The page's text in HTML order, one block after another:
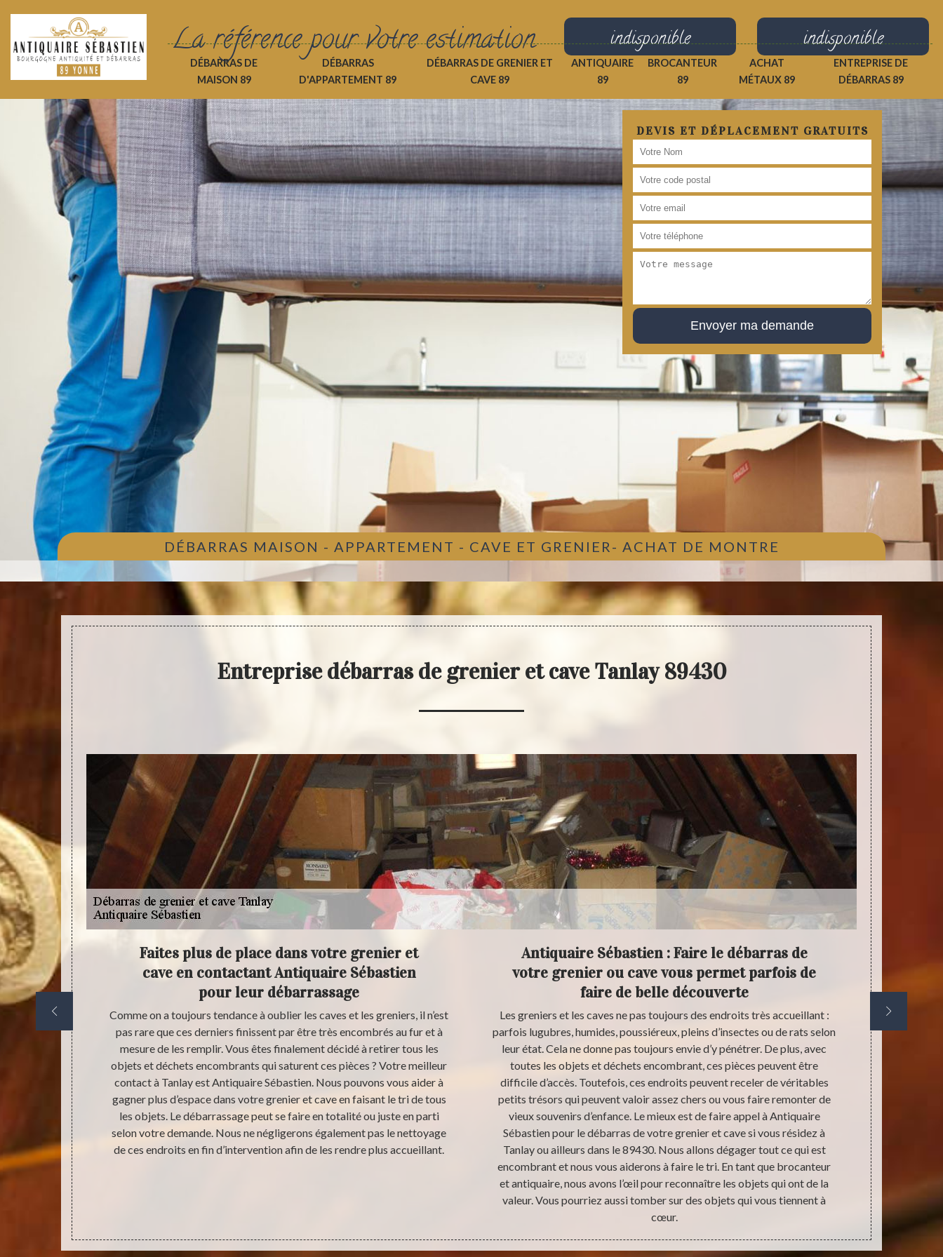
La référence pour votre estimation indisponible indisponible
DÉBARRAS DE
MAISON 89
DÉBARRAS
D'APPARTEMENT 89
DÉBARRAS DE GRENIER ET
CAVE 89
ANTIQUAIRE
89
BROCANTEUR
89
ACHAT
MÉTAUX 89
ENTREPRISE DE
DÉBARRAS 89
DEVIS ET DÉPLACEMENT GRATUITS
DÉBARRAS MAISON - APPARTEMENT - CAVE ET GRENIER- ACHAT DE MONTRE
Entreprise débarras de grenier et cave Tanlay 89430
biens
votre cave
dans
vers les
Faites plus de place dans votre grenier et
cave en contactant Antiquaire Sébastien
pour leur débarrassage
Comme on a toujours tendance à oublier les caves et les greniers, il n’est
pas rare que ces derniers finissent par être très encombrés au fur et à
mesure de les remplir. Vous êtes finalement décidé à retirer tous les
objets et déchets encombrants qui saturent ces pièces ? Votre meilleur
contact à Tanlay est Antiquaire Sébastien. Nous pouvons vous aider à
gagner plus d’espace dans votre grenier et cave en faisant le tri de tous
les objets. Le débarrassage peut se faire en totalité ou juste en parti
selon votre demande. Nous ne négligerons également pas le nettoyage
de ces endroits en fin d’intervention afin de les rendre plus accueillant.
Antiquaire Sébastien : Faire le débarras de
votre grenier ou cave vous permet parfois de
faire de belle découverte
Les greniers et les caves ne pas toujours des endroits très accueillant :
parfois lugubres, humides, poussiéreux, pleins d’insectes ou de rats selon
leur état. Cela ne donne pas toujours envie d’y pénétrer. De plus, avec
toutes les objets et déchets encombrant, ces pièces peuvent être
difficile d’accès. Toutefois, ces endroits peuvent receler de véritables
petits trésors qui peuvent valoir assez chers ou vous faire remonter de
vieux souvenirs d’enfance. Le mieux est de faire appel à Antiquaire
Sébastien pour le débarras de votre grenier et cave si vous résidez à
Tanlay ou ailleurs dans le 89430. Nous allons dégager tout ce qui est
encombrant et nous vous aiderons à faire le tri. En tant que brocanteur
et antiquaire, nous avons l’œil pour reconnaître les objets qui ont de la
valeur. Vous pourriez aussi tomber sur des objets qui vous tiennent à
cœur.
Savez-vous
votre